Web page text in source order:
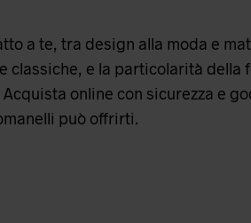
a te, tra design alla moda e
e la particolarità della
online con sicurezza e
può offrirti.